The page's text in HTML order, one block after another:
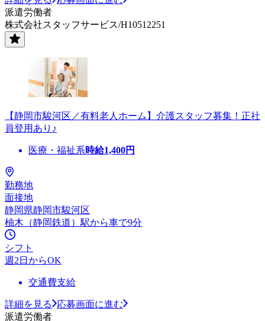
派遣労働者
株式会社スタッフサービス/H10512251
【静岡市駿河区／有料老人ホーム】介護スタッフ募集！正社
員登用あり♪
医療・福祉系時給1,400円
勤務地
面接地
静岡県静岡市駿河区
柚木（静岡鉄道）駅から車で9分
シフト
週2日からOK
交通費支給
詳細を見る
応募画面に進む
派遣労働者